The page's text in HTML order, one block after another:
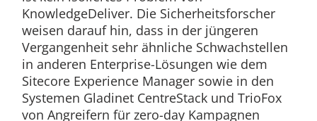
KnowledgeDeliver. Die Sicherheitsforscher
weisen darauf hin, dass in der jüngeren
Vergangenheit sehr ähnliche Schwachstellen
in anderen Enterprise-Lösungen wie dem
Sitecore Experience Manager sowie in den
Systemen Gladinet CentreStack und TrioFox
von Angreifern für zero-day Kampagnen